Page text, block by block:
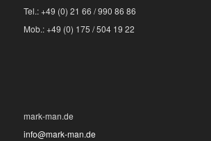
Tel.: +49 (0) 21 66 / 990 86 86
Mob.: +49 (0) 175 / 504 19 22
mark-man.de
info@mark-man.de